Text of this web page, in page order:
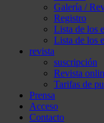
Galería /
Registro
Lista de los
Lista de los
revista
suscripción
Revista
Tarifas de
Prensa
Acceso
Contacto